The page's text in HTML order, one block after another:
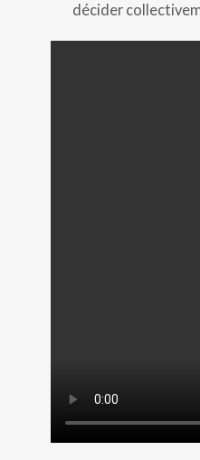
décider